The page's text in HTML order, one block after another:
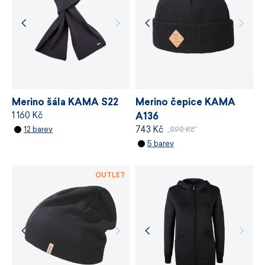
chemických látek, odpovědné využívání zdrojů
a řízení výrobních procesů.
VÍCE INFORMACÍ
Merino šála KAMA S22
1 160 Kč
12 barev
Merino čepice KAMA
A136
743 Kč 990 Kč
5 barev
OUTLET